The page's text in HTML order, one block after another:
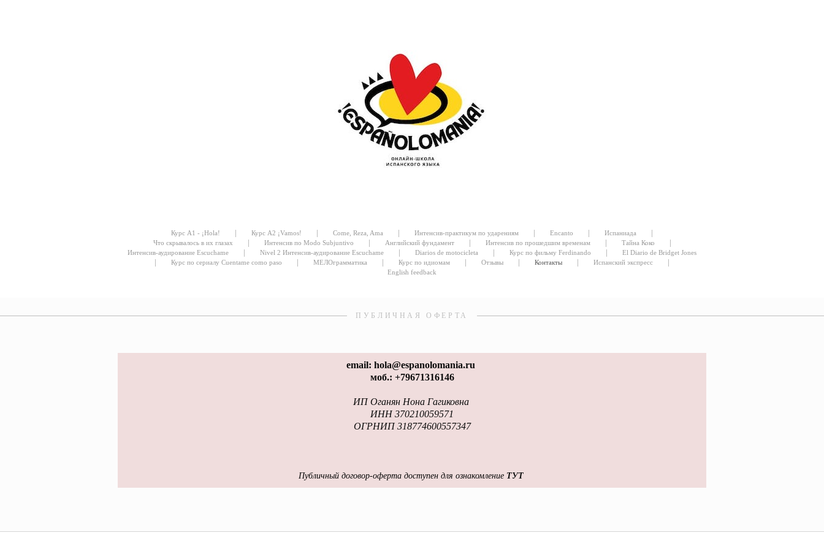
Курс А1 - ¡Hola! | Курс А2 ¡Vamos! | Come, Reza, Ama | Интенсив-практикум по ударениям | Encanto | Испаниада |
Что скрывалось в их глазах | Интенсив по Modo Subjuntivo | Английский фундамент | Интенсив по прошедшим временам | Тайна Коко |
Интенсив-аудирование Escuchame | Nivel 2 Интенсив-аудирование Escuchame | Diarios de motocicleta | Курс по фильму Ferdinando | El Diario de Bridget Jones
| Курс по сериалу Cuentame como paso | МЕЛОграмматика | Курс по идиомам | Отзывы | Контакты | Испанский экспресс |
English feedback
ПУБЛИЧНАЯ ОФЕРТА
email: hola@espanolomania.ru
моб.: +79671316146
ИП Оганян Нона Гагиковна
ИНН 370210059571
ОГРНИП 318774600557347
Публичный договор-оферта доступен для ознакомление ТУТ